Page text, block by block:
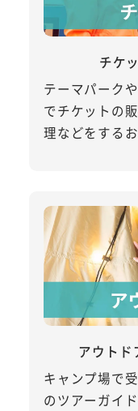
チケ
テーマパーク
でチケットの
理などをする
アウトド
キャンプ場で
のツアーガイ